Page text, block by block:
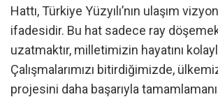
Hattı, Türkiye Yüzyılı’nın ulaşım
ifadesidir. Bu hat sadece ray
uzatmaktır, milletimizin hayatını
Çalışmalarımızı bitirdiğimizde,
projesini daha başarıyla